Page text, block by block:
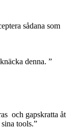
sådana som
denna. ”
och gapskratta åt
tools.”